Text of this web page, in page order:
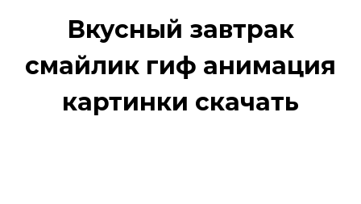
Вкусный завтрак
смайлик гиф анимация
картинки скачать